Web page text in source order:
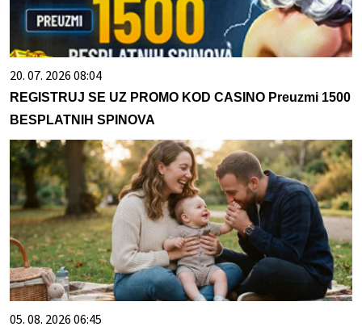
20. 07. 2026 08:04
REGISTRUJ SE UZ PROMO KOD CASINO Preuzmi 1500
BESPLATNIH SPINOVA
05. 08. 2026 06:45